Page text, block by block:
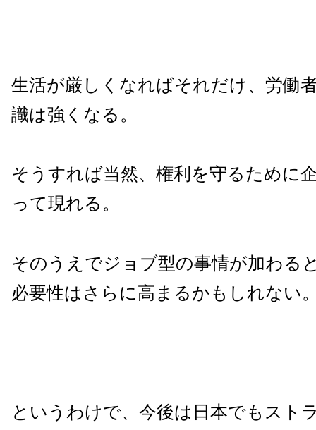
生活が厳しくなればそれだけ、労働
識は強くなる。
そうすれば当然、権利を守るために
って現れる。
そのうえでジョブ型の事情が加わる
必要性はさらに高まるかもしれない
というわけで、今後は日本でもスト